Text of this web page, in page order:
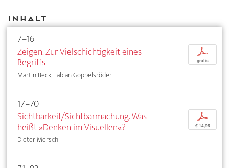
Inhalt
7–16
Zeigen. Zur Vielschichtigkeit eines
Begriffs
Martin Beck, Fabian Goppelsröder
p
gratis
17–70
Sichtbarkeit/Sichtbarmachung. Was
heißt »Denken im Visuellen«?
Dieter Mersch
p
€ 14,95